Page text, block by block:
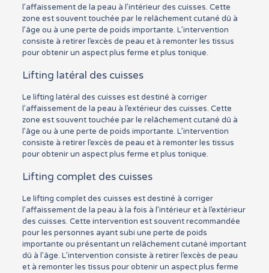
l’affaissement de la peau à l’intérieur des cuisses. Cette
zone est souvent touchée par le relâchement cutané dû à
l’âge ou à une perte de poids importante. L’intervention
consiste à retirer l’excès de peau et à remonter les tissus
pour obtenir un aspect plus ferme et plus tonique.
Lifting latéral des cuisses
Le lifting latéral des cuisses est destiné à corriger
l’affaissement de la peau à l’extérieur des cuisses. Cette
zone est souvent touchée par le relâchement cutané dû à
l’âge ou à une perte de poids importante. L’intervention
consiste à retirer l’excès de peau et à remonter les tissus
pour obtenir un aspect plus ferme et plus tonique.
Lifting complet des cuisses
Le lifting complet des cuisses est destiné à corriger
l’affaissement de la peau à la fois à l’intérieur et à l’extérieur
des cuisses. Cette intervention est souvent recommandée
pour les personnes ayant subi une perte de poids
importante ou présentant un relâchement cutané important
dû à l’âge. L’intervention consiste à retirer l’excès de peau
et à remonter les tissus pour obtenir un aspect plus ferme